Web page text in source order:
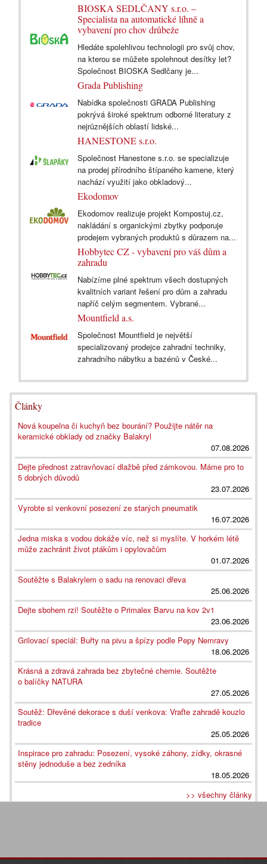
BIOSKA SEDLČANY s.r.o. –
Specialista na automatické líhně a
vybavení pro chov drůbeže
Hledáte spolehlivou technologii pro svůj chov,
na kterou se můžete spolehnout desítky let?
Společnost BIOSKA Sedlčany je...
Grada Publishing
Nabídka společnosti GRADA Publishing
pokrývá široké spektrum odborné literatury z
nejrůznějších oblastí lidské...
HANESTONE s.r.o.
Společnost Hanestone s.r.o. se specializuje
na prodej přírodního štípaného kamene, který
nachází využití jako obkladový...
Ekodomov
Ekodomov realizuje projekt Kompostuj.cz,
nakládání s organickými zbytky podporuje
prodejem vybraných produktů s důrazem na...
Hobbytec CZ - vybavení pro váš dům a
zahradu
Nabízíme plné spektrum všech dostupných
kvalitních variant řešení pro dům a zahradu
napříč celým segmentem. Vybrané...
Mountfield a.s.
Společnost Mountfield je největší
specializovaný prodejce zahradní techniky,
zahradního nábytku a bazénů v České...
Články
Nová koupelna či kuchyň bez bourání? Použijte nátěr na
keramické obklady od značky Balakryl
07.08.2026
Dejte přednost zatravňovací dlažbě před zámkovou. Máme pro to
5 dobrých důvodů
23.07.2026
Vyrobte si venkovní posezení ze starých pneumatik
16.07.2026
Jedna miska s vodou dokáže víc, než si myslíte. V horkém létě
může zachránit život ptákům i opylovačům
01.07.2026
Soutěžte s Balakrylem o sadu na renovaci dřeva
25.06.2026
Dejte sbohem rzi! Soutěžte o Primalex Barvu na kov 2v1
23.06.2026
Grilovací speciál: Buřty na pivu a špízy podle Pepy Nemravy
18.06.2026
Krásná a zdravá zahrada bez zbytečné chemie. Soutěžte
o balíčky NATURA
27.05.2026
Soutěž: Dřevěné dekorace s duší venkova: Vraťte zahradě kouzlo
tradice
25.05.2026
Inspirace pro zahradu: Posezení, vysoké záhony, zídky, okrasné
stěny jednoduše a bez zedníka
18.05.2026
>> všechny články